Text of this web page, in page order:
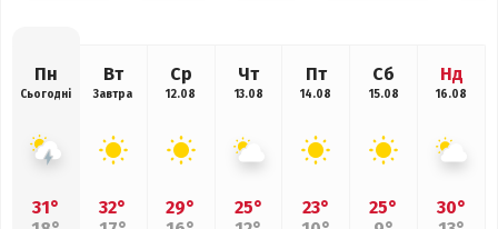
Пн
Сьогодні
31°
Вт
Завтра
32°
Ср
12.08
29°
Чт
13.08
25°
Пт
14.08
23°
Сб
15.08
25°
Нд
16.08
30°